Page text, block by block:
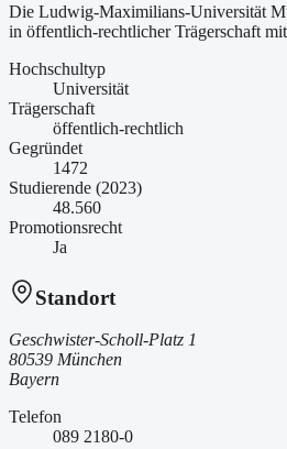
Die Ludwig-Maximilians-Universität
in öffentlich-rechtlicher Trägerschaft
Hochschultyp
Universität
Trägerschaft
öffentlich-rechtlich
Gegründet
1472
Studierende (2023)
48.560
Promotionsrecht
Ja
Standort
Geschwister-Scholl-Platz 1
80539 München
Bayern
Telefon
089 2180-0